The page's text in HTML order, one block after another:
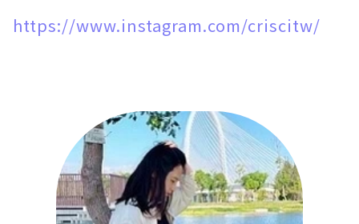
https://www.instagram.com/criscitw/